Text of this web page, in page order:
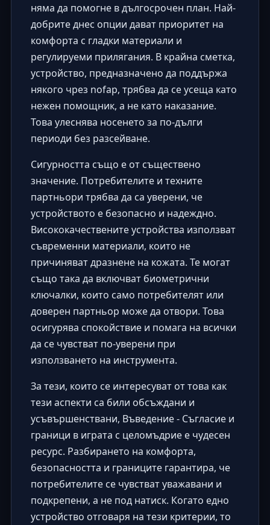
няма да помогне в дългосрочен план. Най-
добрите днес опции дават приоритет на
комфорта с гладки материали и
регулируеми прилягания. В крайна сметка,
устройство, предназначено да поддържа
някого чрез nofap, трябва да се усеща като
нежен помощник, а не като наказание.
Това улеснява носенето за по-дълги
периоди без разсейване.
Сигурността също е от съществено
значение. Потребителите и техните
партньори трябва да са уверени, че
устройството е безопасно и надеждно.
Висококачествените устройства използват
съвременни материали, които не
причиняват дразнене на кожата. Те могат
също така да включват биометрични
ключалки, които само потребителят или
доверен партньор може да отвори. Това
осигурява спокойствие и помага на всички
да се чувстват по-уверени при
използването на инструмента.
За тези, които се интересуват от това как
тези аспекти са били обсъждани и
усъвършенствани, Въведение - Съгласие и
граници в играта с целомъдриее чудесен
ресурс. Разбирането на комфорта,
безопасността и границите гарантира, че
потребителите се чувстват уважавани и
подкрепени, а не под натиск. Когато едно
устройство отговаря на тези критерии, то